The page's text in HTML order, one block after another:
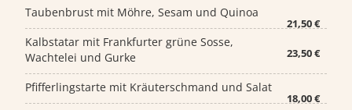
21,50 €
Taubenbrust mit Möhre, Sesam und Quinoa
23,50 €
Kalbstatar mit Frankfurter grüne Sosse,
Wachtelei und Gurke
18,00 €
Pfifferlingstarte mit Kräuterschmand und Salat